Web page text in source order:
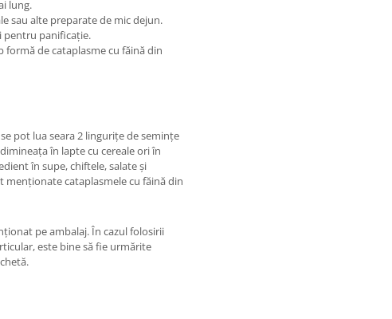
lung.
sau alte preparate de mic dejun.
pentru panificație.
formă de cataplasme cu făină din
pot lua seara 2 lingurițe de semințe
în lapte cu cereale ori în
în supe, chiftele, salate și
cataplasmele cu făină din
pe ambalaj. În cazul folosirii
este bine să fie urmărite